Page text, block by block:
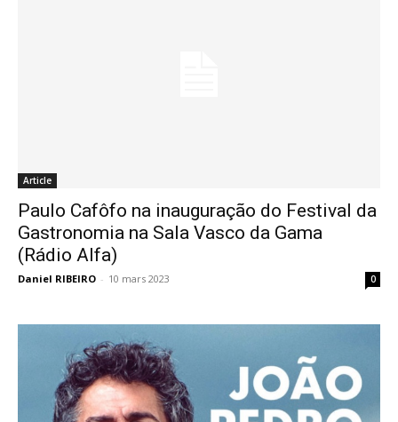
Article
Paulo Cafôfo na inauguração do Festival da
Gastronomia na Sala Vasco da Gama
(Rádio Alfa)
Daniel RIBEIRO - 10 mars 2023 0